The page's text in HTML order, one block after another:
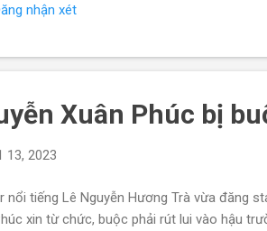
lệnh; có khá nhiều quyền liên quan đến
nhận xét
Xuân Phúc bị
13, 2023
nổi tiếng Lê Nguyễn Hương Trà vừa đăng
xin từ chức, buộc phải rút lui vào hậu